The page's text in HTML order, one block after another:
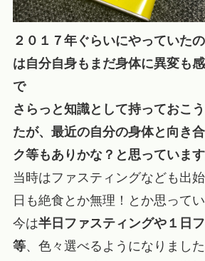
２０１７年ぐらいにやっていた
は自分自身もまだ身体に異変も
で
さらっと知識として持っておこ
たが、最近の自分の身体と向き
ク等もありかな？と思っています
当時はファスティングなども出
日も絶食とか無理！とか思って
今は半日ファスティングや１日
等、色々選べるようになりました